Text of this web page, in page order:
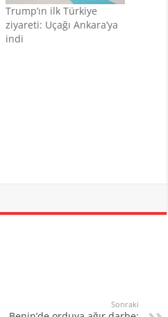
Trump’ın ilk Türkiye
ziyareti: Uçağı Ankara’ya
indi
Sonraki